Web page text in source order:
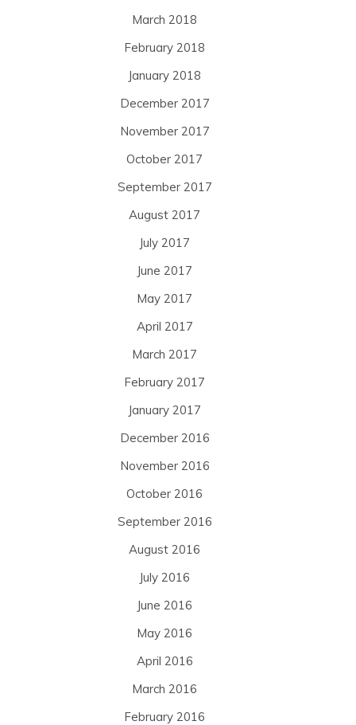
March 2018
February 2018
January 2018
December 2017
November 2017
October 2017
September 2017
August 2017
July 2017
June 2017
May 2017
April 2017
March 2017
February 2017
January 2017
December 2016
November 2016
October 2016
September 2016
August 2016
July 2016
June 2016
May 2016
April 2016
March 2016
February 2016